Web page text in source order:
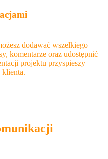
dodawać wszelkiego
komentarze oraz udostępnić
projektu przyspieszy
klienta.